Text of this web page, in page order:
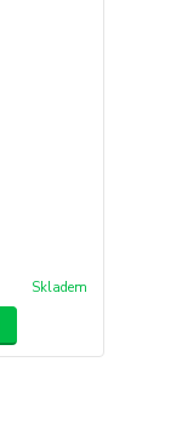
Skladem